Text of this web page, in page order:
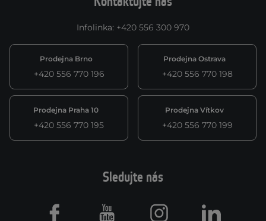
Infolinka: +420 556 300 970
Prodejna Brno
+420 556 770 196
Prodejna Ostrava
+420 556 770 198
Prodejna Praha 10
+420 556 770 195
Prodejna Vítkov
+420 556 770 199
Sledujte nás
Facebook Youtube Instagram LinkedIn